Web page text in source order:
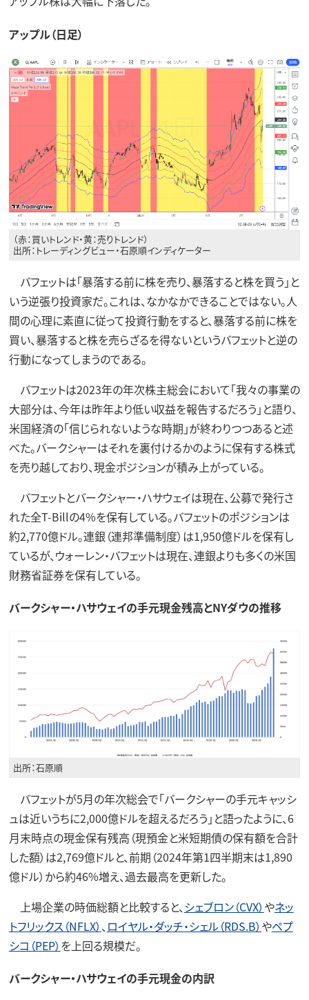
アップル（日足）
（赤：買いトレンド・黄：売りトレンド）
出所：トレーディングビュー・石原順インディケーター
バフェットは「暴落する前に株を売り、暴落すると株を買う」と
いう逆張り投資家だ。これは、なかなかできることではない。人
間の心理に素直に従って投資行動をすると、暴落する前に株を
買い、暴落すると株を売らざるを得ないというバフェットと逆の
行動になってしまうのである。
バフェットは2023年の年次株主総会において「我々の事業の
大部分は、今年は昨年より低い収益を報告するだろう」と語り、
米国経済の「信じられないような時期」が終わりつつあると述
べた。バークシャーはそれを裏付けるかのように保有する株式
を売り越しており、現金ポジションが積み上がっている。
バフェットとバークシャー・ハサウェイは現在、公募で発行さ
れた全T-Billの4%を保有している。バフェットのポジションは
約2,770億ドル。連銀（連邦準備制度）は1,950億ドルを保有し
ているが、ウォーレン・バフェットは現在、連銀よりも多くの米国
財務省証券を保有している。
バークシャー・ハサウェイの手元現金残高とNYダウの推移
出所：石原順
バフェットが5月の年次総会で「バークシャーの手元キャッシ
ュは近いうちに2,000億ドルを超えるだろう」と語ったように、6
月末時点の現金保有残高（現預金と米短期債の保有額を合計
した額）は2,769億ドルと、前期（2024年第1四半期末は1,890
億ドル）から約46%増え、過去最高を更新した。
上場企業の時価総額と比較すると、 シェブロン（CVX） やネッ
トフリックス（NFLX） 、 ロイヤル・ダッチ・シェル（RDS.B） やペプ
シコ（PEP） を上回る規模だ。
バークシャー・ハサウェイの手元現金の内訳